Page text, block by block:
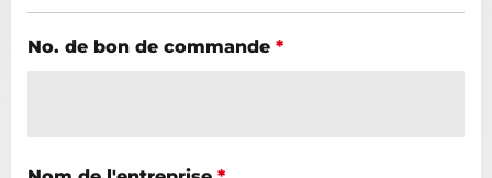
No. de bon de commande *